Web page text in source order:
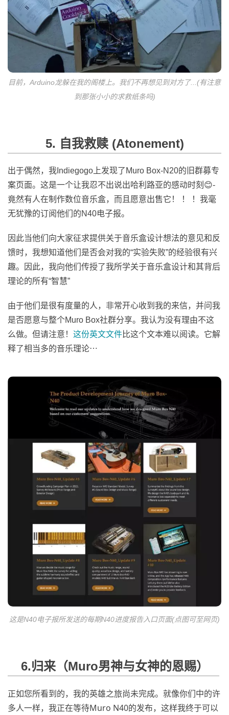
目前，Arduino龙躲在我的阁楼上。我们不再想见到对方了...(有注意
到那张小小的求救纸条吗)
这是N40电子报所发送的每期N40进度报告入口页面(点图可至网页)
5. 自我救赎 (Atonement)
出于偶然，我Indiegogo上发现了Muro Box-N20的旧群募专
案页面。这是一个让我忍不出说出哈利路亚的感动时刻😊-
竟然有人在制作数位音乐盒，而且愿意出售它！ ！ ！我毫
无犹豫的订阅他们的N40电子报。
因此当他们向大家征求提供关于音乐盒设计想法的意见和反
馈时，我想知道他们是否会对我的“实验失败”的经验很有兴
趣。因此，我向他们传授了我所学关于音乐盒设计和其背后
理论的所有“智慧”
由于他们是很有度量的人，非常开心收到我的来信，并问我
是否愿意与整个Muro Box社群分享。我认为没有理由不这
么做。但请注意！ 这份英文文件比这个文本难以阅读。它解
释了相当多的音乐理论⋯
6.归来（Muro男神与女神的恩赐）
正如您所看到的，我的英雄之旅尚未完成。就像你们中的许
多人一样，我正在等待Muro N40的发布，这样我终于可以